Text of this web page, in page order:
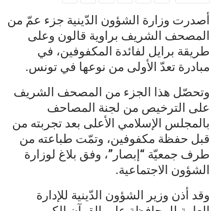
أصدرت وزارة الشؤون الدّينية جزء عمّ من
المصحف الشريف براوية قالون وعلى
طريقة برايل لفائدة المكفوفين، في
مبادرة تعدّ الأولى من نوعها في تونس.
وتحصّل هذا الجزء من المصحف الشريف
على الترخيص من لجنة المصاحف
بالمجلس الإسلامي الأعلى بعد تجربته من
قبل حفظة مكفوفين، وتمّت طباعته من
طرف جمعيّة “إبصار”، وفق بلاغ لوزارة
الشؤون الاجتماعية.
وقد أذن وزير الشؤون الدّينية للإدارة